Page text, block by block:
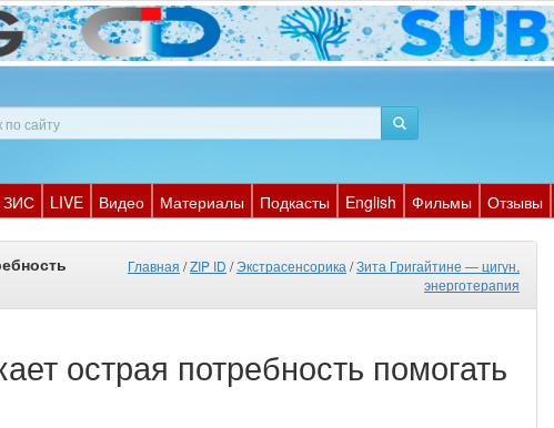
ЗИС LIVE Видео Материалы Подкасты English Фильмы Отзывы
Главная /ZIP ID /Экстрасенсорика /Зита Григайтине — цигун,
энерготерапия
острая потребность помогать